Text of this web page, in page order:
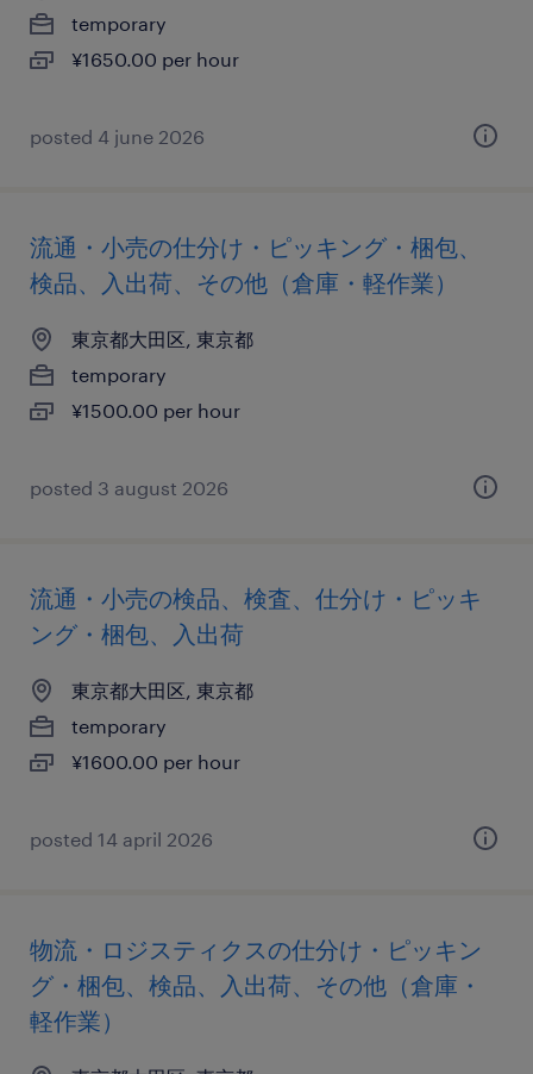
temporary
¥1650.00 per hour
posted 4 june 2026
流通・小売の仕分け・ピッキング・梱包、
検品、入出荷、その他（倉庫・軽作業）
東京都大田区, 東京都
temporary
¥1500.00 per hour
posted 3 august 2026
流通・小売の検品、検査、仕分け・ピッキ
ング・梱包、入出荷
東京都大田区, 東京都
temporary
¥1600.00 per hour
posted 14 april 2026
物流・ロジスティクスの仕分け・ピッキン
グ・梱包、検品、入出荷、その他（倉庫・
軽作業）